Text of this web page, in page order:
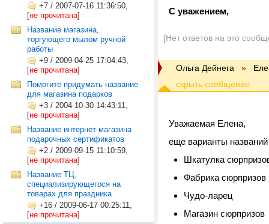
+7 / 2007-07-16 11:36:50,
[не прочитана]
Hазвание магазина,
торгующего мылом ручной
работы
+9 / 2009-04-25 17:04:43,
[не прочитана]
Помогите придумать название
для магазина подарков
+3 / 2004-10-30 14:43:11,
[не прочитана]
Название интернет-магазина
подарочных сертификатов
+2 / 2009-09-15 11:10:59,
[не прочитана]
Название ТЦ,
специализирующегося на
товарах для праздника
+16 / 2009-06-17 00:25:11,
[не прочитана]
С уважением,
[Нет ответов на это
Ольга Дейнега »
Уважаемая Елена,
еще варианты
Шкатулка
Фабрика сюрпризов
Чудо-ларец
Магазин сюрпризов